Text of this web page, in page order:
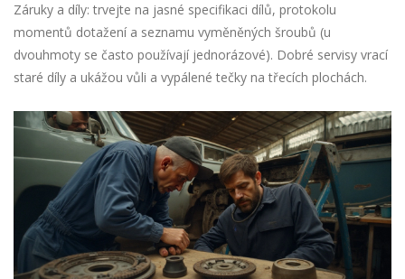
Záruky a díly: trvejte na jasné specifikaci dílů, protokolu
momentů dotažení a seznamu vyměněných šroubů (u
dvouhmoty se často používají jednorázové). Dobré servisy vrací
staré díly a ukážou vůli a vypálené tečky na třecích plochách.